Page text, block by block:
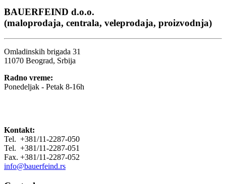
BAUERFEIND d.o.o.
(maloprodaja, centrala, veleprodaja, proizvodnja)
Omladinskih brigada 31
11070 Beograd, Srbija
Radno vreme:
Ponedeljak - Petak 8-16h
Kontakt:
Tel. +381/11-2287-050
Tel. +381/11-2287-051
Fax. +381/11-2287-052
info@bauerfeind.rs